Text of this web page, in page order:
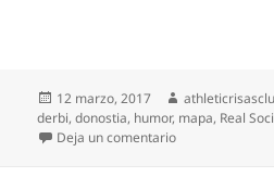
Publicado
el
12 marzo, 2017 Autor
derbi,donostia, humor, mapa, Real
Deja un comentarioen R. Sociedad-